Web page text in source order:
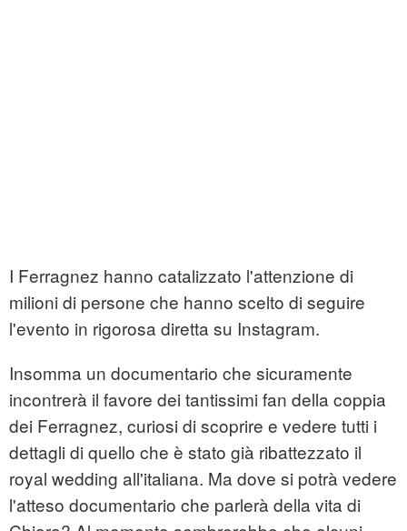
I Ferragnez hanno catalizzato l'attenzione di
milioni di persone che hanno scelto di seguire
l'evento in rigorosa diretta su Instagram.
Insomma un documentario che sicuramente
incontrerà il favore dei tantissimi fan della coppia
dei Ferragnez, curiosi di scoprire e vedere tutti i
dettagli di quello che è stato già ribattezzato il
royal wedding all'italiana. Ma dove si potrà vedere
l'atteso documentario che parlerà della vita di